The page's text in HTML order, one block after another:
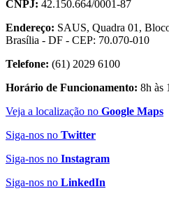
CNPJ: 42.150.664/0001-87
Endereço: SAUS, Quadra 01,
Brasília - DF - CEP: 70.070-010
Telefone: (61) 2029 6100
Horário de Funcionamento: 8h às
Veja a localização no Google Maps
Siga-nos no Twitter
Siga-nos no Instagram
Siga-nos no LinkedIn